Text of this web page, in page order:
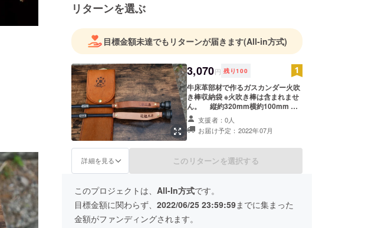
リターンを選ぶ
目標金額未達でもリターンが届きます(All-in方式)
3,070円 残り100
牛床革部材で作るガスカンダー火吹
き棒収納袋 ※火吹き棒は含まれませ
ん。 縦約320mm横約100mm 奥
行約30mm パイプ3本継ぎ状態で
収納可能 送料含む レターパック
ライトにて発送 保証について
良部品の交換をさせていただきま
ためさせていただきお届けいたしま
す
支援者：0人
お届け予定：2022年07月
詳細を見る このリターンを選択する
このプロジェクトは、 All-In方式です。
目標金額に関わらず、 2022/06/25 23:59:59までに集まった
金額がファンディングされます。